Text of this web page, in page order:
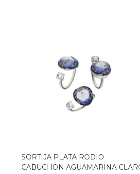
SORTIJA PLATA RODIO
CABUCHON AGUAMARINA